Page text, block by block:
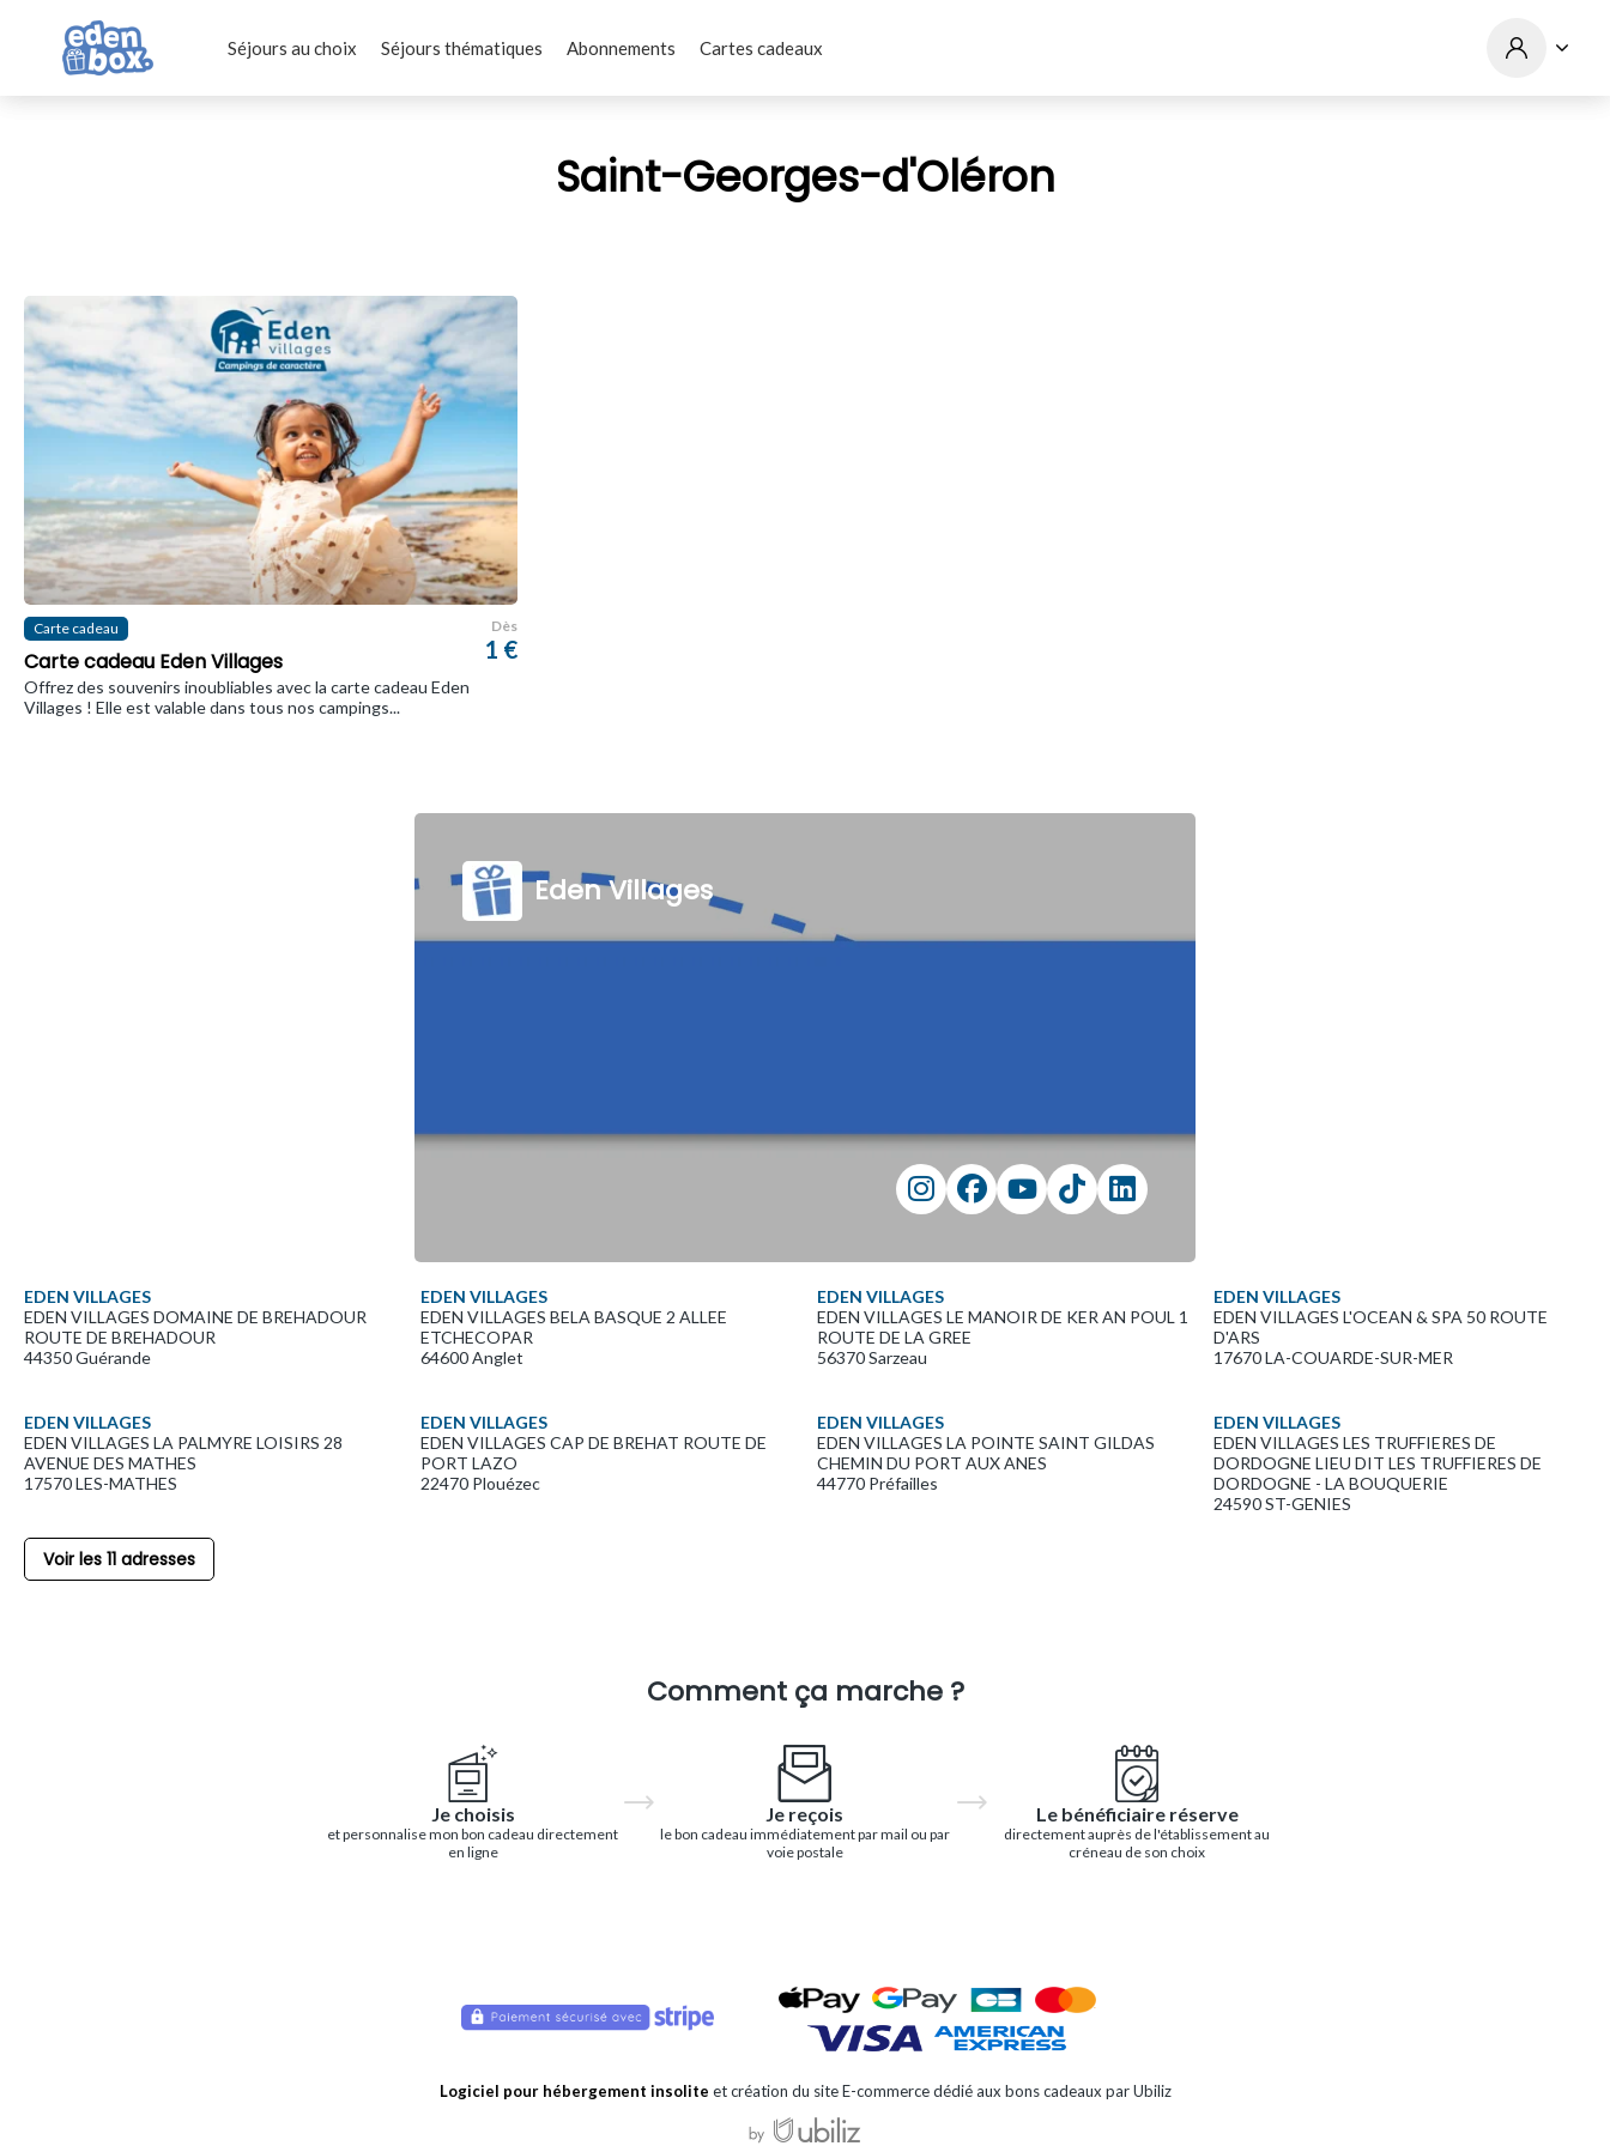
Séjours au choix Séjours thématiques Abonnements Cartes cadeaux
Saint-Georges-d'Oléron
Carte cadeau
Carte cadeau Eden Villages
Dès
1 €
Offrez des souvenirs inoubliables avec la carte cadeau Eden
Villages ! Elle est valable dans tous nos campings...
Eden Villages
EDEN VILLAGES
EDEN VILLAGES DOMAINE DE BREHADOUR
ROUTE DE BREHADOUR
44350 Guérande
EDEN VILLAGES
EDEN VILLAGES BELA BASQUE 2 ALLEE
ETCHECOPAR
64600 Anglet
EDEN VILLAGES
EDEN VILLAGES LE MANOIR DE KER AN POUL 1
ROUTE DE LA GREE
56370 Sarzeau
EDEN VILLAGES
EDEN VILLAGES L'OCEAN & SPA 50 ROUTE
D'ARS
17670 LA-COUARDE-SUR-MER
EDEN VILLAGES
EDEN VILLAGES LA PALMYRE LOISIRS 28
AVENUE DES MATHES
17570 LES-MATHES
EDEN VILLAGES
EDEN VILLAGES CAP DE BREHAT ROUTE DE
PORT LAZO
22470 Plouézec
EDEN VILLAGES
EDEN VILLAGES LA POINTE SAINT GILDAS
CHEMIN DU PORT AUX ANES
44770 Préfailles
EDEN VILLAGES
EDEN VILLAGES LES TRUFFIERES DE
DORDOGNE LIEU DIT LES TRUFFIERES DE
DORDOGNE - LA BOUQUERIE
24590 ST-GENIES
Voir les 11 adresses
Comment ça marche ?
Je choisis
et personnalise mon bon cadeau directement
en ligne
Je reçois
le bon cadeau immédiatement par mail ou par
voie postale
Le bénéficiaire réserve
directement auprès de l'établissement au
créneau de son choix
Logiciel pour hébergement insolite et création du site E-commerce dédié aux bons cadeaux par Ubiliz